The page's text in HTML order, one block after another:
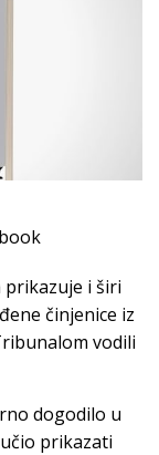
prikazuje i širi
činjenice iz
vodili
dogodilo u
prikazati